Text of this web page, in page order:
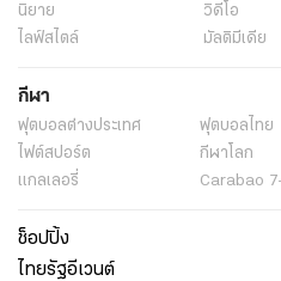
นิยาย
วิดีโอ
ไลฟ์สไตล์
มัลติมีเดีย
กีฬา
ฟุตบอลต่่างประเทศ ฟุตบอลไทย
ไฟต์สปอร์ต
กีฬาโลก
แกลเลอรี่
Carabao
ช็อปปิ้ง
ไทยรัฐอีเวนต์